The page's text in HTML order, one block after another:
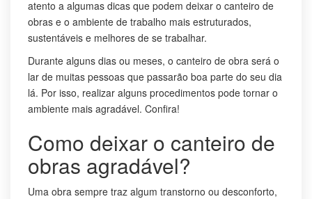
atento a algumas dicas que podem deixar o canteiro de
obras e o ambiente de trabalho mais estruturados,
sustentáveis e melhores de se trabalhar.
Durante alguns dias ou meses, o canteiro de obra será o
lar de muitas pessoas que passarão boa parte do seu dia
lá. Por isso, realizar alguns procedimentos pode tornar o
ambiente mais agradável. Confira!
Como deixar o canteiro de
obras agradável?
Uma obra sempre traz algum transtorno ou desconforto,